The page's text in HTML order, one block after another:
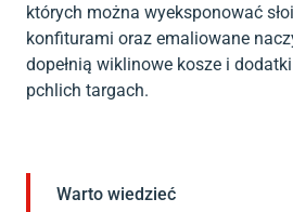
których można wyeksponować
konfiturami oraz emaliowane
dopełnią wiklinowe kosze i
pchlich targach.
Warto wiedzieć